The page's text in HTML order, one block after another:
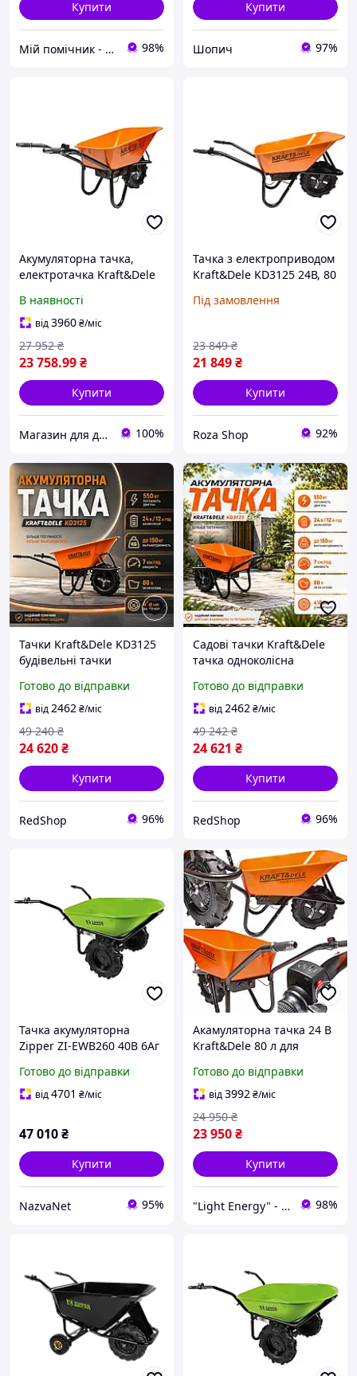
Купити
Мій помічник - інтернет магазин 98%
Купити
Шопич 97%
Акумуляторна тачка,
електротачка Kraft&Dele
В наявності
від3960₴/міс
23 758.99₴
27 952 ₴
Купити
Магазин для дорослих 100%
Тачка з електроприводом
Kraft&Dele KD3125 24В, 80
саду
Під замовлення
21 849₴
23 849 ₴
Купити
Roza Shop 92%
Тачки Kraft&Dele KD3125
будівельні тачки
А·год тачки для саду
тачка для піску з одним
колесом до 150 кг
Готово до відправки
від2462₴/міс
24 620₴
49 240 ₴
Купити
RedShop 96%
Садові тачки Kraft&Dele
тачка одноколісна
150 кг) тачка для
перевезення 24 В/12
А·год акумуляторна тачка
Готово до відправки
від2462₴/міс
24 621 ₴
49 242 ₴
Купити
RedShop 96%
Тачка акумуляторна
Zipper ZI-EWB260 40В 6Аг
Готово до відправки
від4701 ₴/міс
47 010₴
Купити
NazvaNet 95%
Акамуляторна тачка 24 В
Kraft&Dele 80 л для
кг
Готово до відправки
від3992₴/міс
23 950₴
24 950 ₴
Купити
"Light Energy" - інтернет-магазин 98%